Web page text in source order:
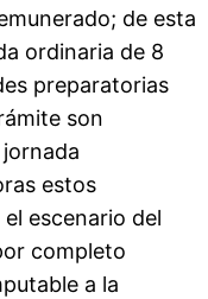
de esta
ordinaria de 8
preparatorias
son
estos
escenario del
completo
a la